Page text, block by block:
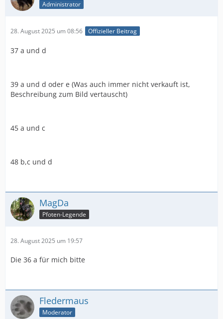
Administrator
28. August 2025 um 08:56 Offizieller Beitrag
37 a und d
39 a und d oder e (Was auch immer nicht verkauft ist,
Beschreibung zum Bild vertauscht)
45 a und c
48 b,c und d
MagDa
Pfoten-Legende
28. August 2025 um 19:57
Die 36 a für mich bitte
Fledermaus
Moderator